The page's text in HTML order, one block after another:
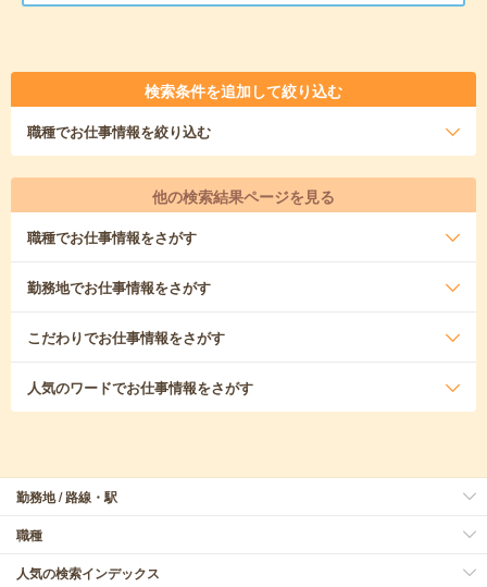
検索条件を追加して絞り込む
職種でお仕事情報を絞り込む
他の検索結果ページを見る
職種でお仕事情報をさがす
勤務地でお仕事情報をさがす
こだわりでお仕事情報をさがす
人気のワードでお仕事情報をさがす
勤務地 / 路線・駅
職種
人気の検索インデックス